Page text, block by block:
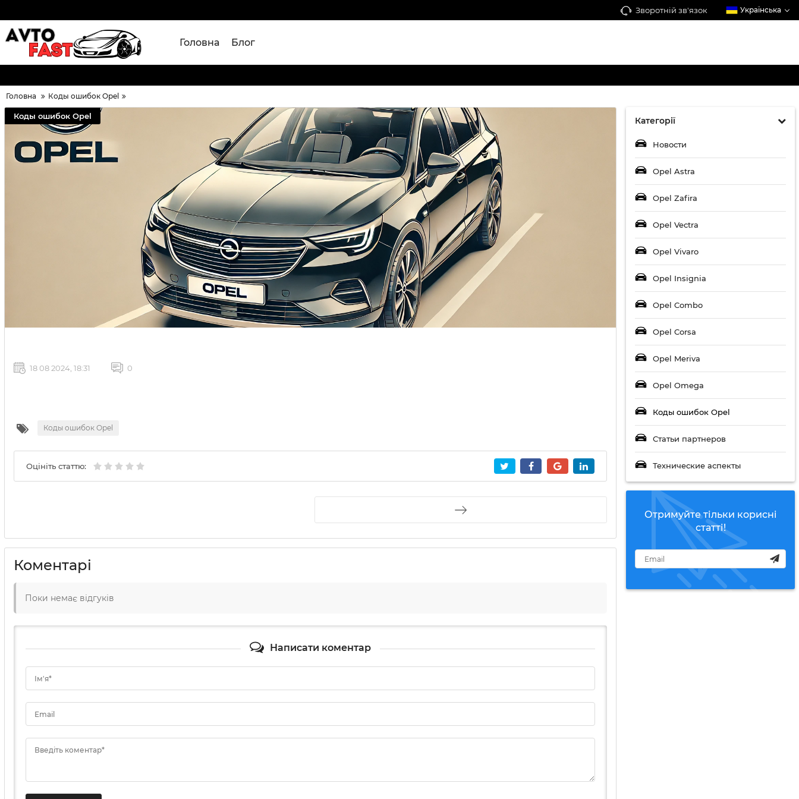
Зворотній зв'язок Українська
Головна Блог
Головна Коды ошибок Opel
Категорії
Новости
Opel Astra
Opel Zafira
Opel Vectra
Opel Vivaro
Opel Insignia
Opel Combo
Opel Corsa
Opel Meriva
Opel Omega
Коды ошибок Opel
Статьи партнеров
Технические аспекты
Отримуйте тільки корисні
статті!
Коды ошибок Opel
18 08 2024, 18:31 0
Коды ошибок Opel
Оцініть статтю:
Коментарі
Поки немає відгуків
Написати коментар
Ім'я*
Email
Введіть коментар*